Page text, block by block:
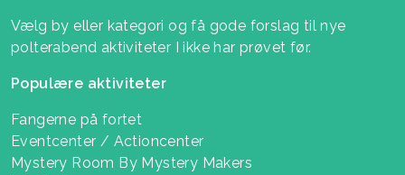
Vælg by eller kategori og få gode forslag til nye
polterabend aktiviteter I ikke har prøvet før.
Populære aktiviteter
Fangerne på fortet
Eventcenter / Actioncenter
Mystery Room By Mystery Makers